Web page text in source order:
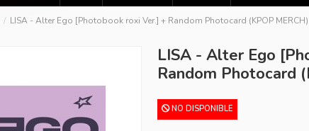
LISA - Alter Ego [Photobook roxi Ver.] + Random Photocard (KPOP MERCH)
LISA - Alter Ego
Random Photocard
NO DISPONIBLE